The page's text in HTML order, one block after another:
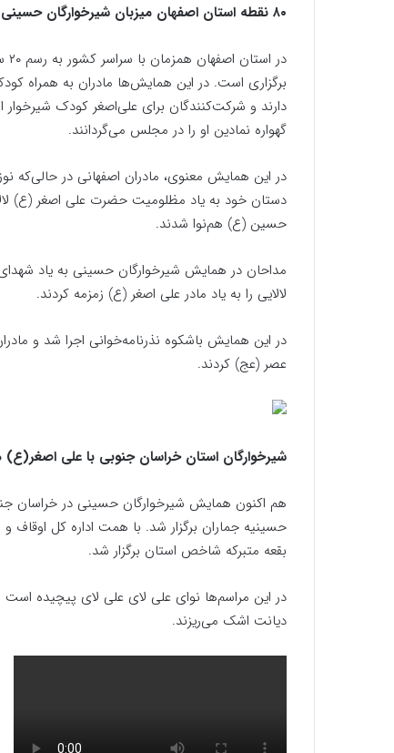
۸۰ نقطه استان اصفهان میزبان شیرخوارگان حسینی
برگزاری است. در این همایش‌ها مادران به همراه
دارند و شرکت‌کنندگان برای علی‌اصغر کودک شیرخوار
گهواره نمادین او را در مجلس می‌گردانند.
در این همایش معنوی، مادران اصفهانی در حالی‌که
حسین (ع) هم‌نوا شدند.
مداحان در همایش شیرخوارگان حسینی به یاد
لالایی را به یاد مادر علی اصغر (ع) زمزمه کردند.
در این همایش باشکوه نذرنامه‌خوانی اجرا شد و
عصر (عج) کردند.
شیرخوارگان استان خراسان جنوبی با علی اصغر(ع)
هم اکنون همایش شیرخوارگان حسینی در خراسان
بقعه متبرکه شاخص استان برگزار شد.
در این مراسم‌ها نوای علی لای علی لای پیچیده
دیانت اشک می‌ریزند.